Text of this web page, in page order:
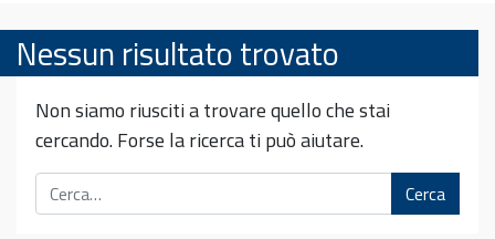
Nessun risultato trovato
Non siamo riusciti a trovare quello che stai
cercando. Forse la ricerca ti può aiutare.
Cerca